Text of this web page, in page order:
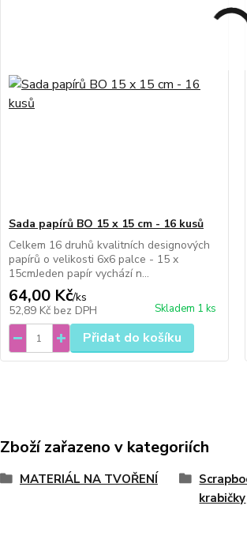
Sada papírů BO 15 x 15 cm - 16 kusů
Celkem 16 druhů kvalitních designových
papírů o velikosti 6x6 palce - 15 x
15cmJeden papír vychází n...
64,00 Kč/ks
52,89 Kč bez DPH Skladem 1 ks
Přidat do košíku
Zboží zařazeno v kategoriích
MATERIÁL NA TVOŘENÍ
krabičky